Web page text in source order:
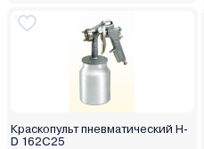
Краскопульт пневматический H-
D 162C25